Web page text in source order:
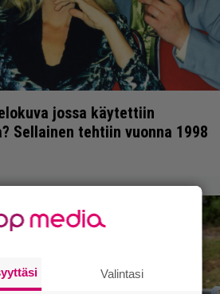
jossa käytettiin
Sellainen tehtiin vuonna 1998
Valintasi